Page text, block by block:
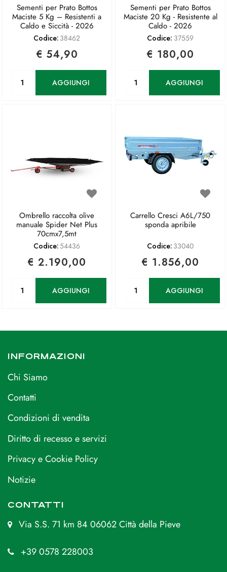
Sementi per Prato Bottos
Maciste 5 Kg – Resistenti a
Caldo e Siccità - 2026
Codice: 38462
€ 54,90
AGGIUNGI
Sementi per Prato Bottos
Maciste 20 Kg - Resistente al
Caldo - 2026
Codice: 37559
€ 180,00
AGGIUNGI
Ombrello raccolta olive
manuale Spider Net Plus
70cmx7,5mt
Codice:54436
€ 2.190,00
AGGIUNGI
Carrello Cresci A6L/750
sponda apribile
Codice: 33040
€ 1.856,00
AGGIUNGI
INFORMAZIONI
Chi Siamo
Contatti
Condizioni di vendita
Diritto di recesso e servizi
Privacy e Cookie Policy
Notizie
CONTATTI
Via S.S. 71 km 84 06062 Città della Pieve
+39 0578 228003